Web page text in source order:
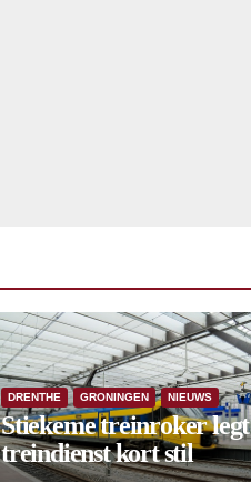
DRENTHE GRONINGEN NIEUWS
Stiekeme treinroker legt
treindienst kort stil